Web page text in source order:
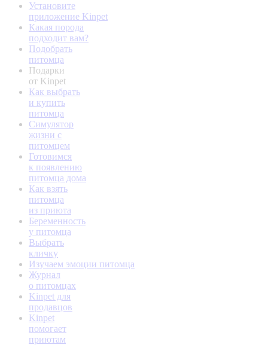
Установите
приложение Kinpet
Какая порода
подходит вам?
Подобрать
питомца
Подарки
от Kinpet
Как выбрать
и купить
питомца
Симулятор
жизни с
питомцем
Готовимся
к появлению
питомца дома
Как взять
питомца
из приюта
Беременность
у питомца
Выбрать
кличку
Изучаем эмоции питомца
Журнал
о питомцах
Kinpet для
продавцов
Kinpet
помогает
приютам